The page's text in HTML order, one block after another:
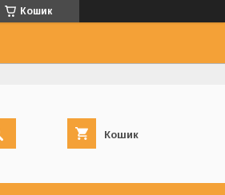
Кошик
Кошик